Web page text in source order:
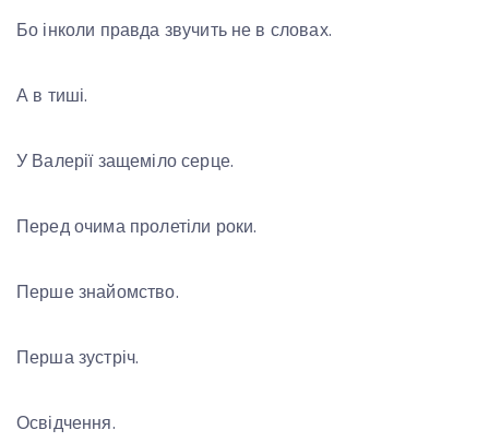
Бо інколи правда звучить не в словах.
А в тиші.
У Валерії защеміло серце.
Перед очима пролетіли роки.
Перше знайомство.
Перша зустріч.
Освідчення.